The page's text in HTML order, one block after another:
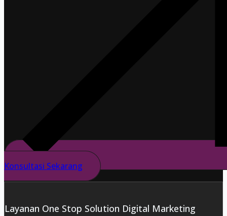
Konsultasi Sekarang
Layanan One Stop Solution Digital Marketing